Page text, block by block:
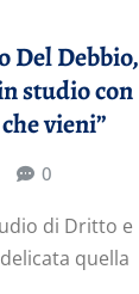
Del Debbio,
studio con
vieni”
0
di Dritto e
quella